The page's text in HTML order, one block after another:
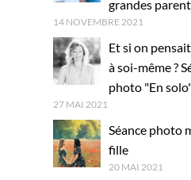
grandes
14 NOVEMBRE 2021
Et si on
à soi-même ?
photo "En
27 MAI 2021
Séance photo
fille
20 MAI 2021